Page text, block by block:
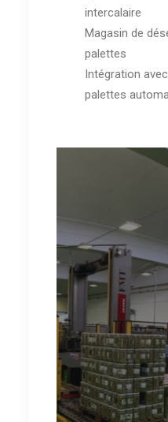
intercalaire
Magasin de
palettes
Intégration
palettes